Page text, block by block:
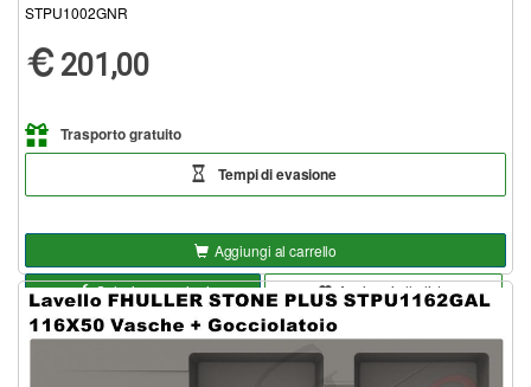
STPU1002GNR
201,00
Trasporto gratuito
Tempi di evasione
Aggiungi al carrello
Seleziona opzioni
Aggiungi alla lista